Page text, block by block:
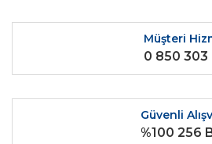
Ürün fiyatı diğer sitelerden daha
Bu ürüne benzer farklı alternatifler
Müşteri
0 850 303
Güvenli
%100 256